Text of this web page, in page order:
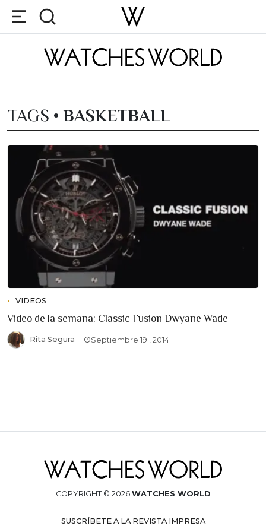
TAGS • BASKETBALL
VIDEOS
Video de la semana: Classic Fusion Dwyane Wade
Rita Segura Septiembre 19 , 2014
COPYRIGHT © 2026 WATCHES WORLD
SUSCRÍBETE A LA REVISTA IMPRESA